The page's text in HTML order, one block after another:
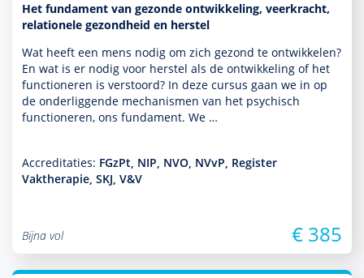
Het fundament van gezonde ontwikkeling, veerkracht,
relationele gezondheid en herstel
Wat heeft een mens nodig om zich gezond te ontwik­kelen?
En wat is er nodig voor herstel als de ont­wikke­ling of het
functio­neren is verstoord? In deze cursus gaan we in op
de onderliggende mechanismen van het psychisch
functio­neren, ons fundament. We …
Accreditaties: FGzPt, NIP, NVO, NVvP, Register
Vaktherapie, SKJ, V&V
Bijna vol € 385